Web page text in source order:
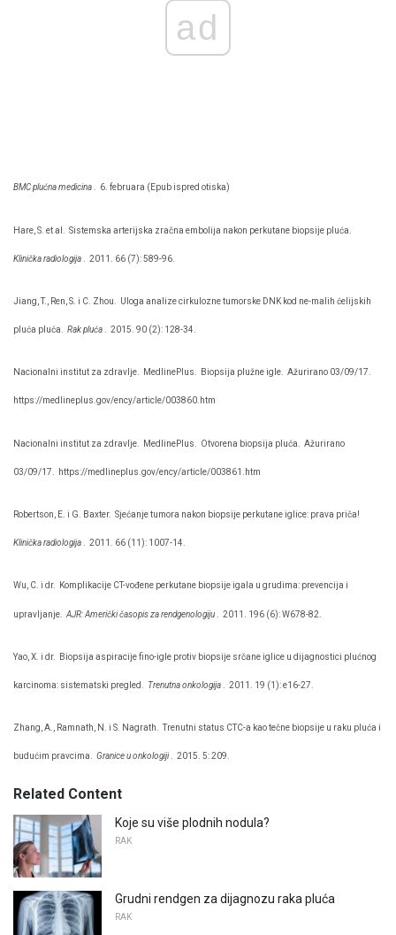
ad
BMC plućna medicina. 6. februara (Epub ispred otiska)
Hare, S. et al. Sistemska arterijska zračna embolija nakon perkutane biopsije pluća.
Klinička radiologija 2011. 66 (7): 589-96.
Jiang, T., Ren, S. i C. Zhou. Uloga analize cirkulozne tumorske DNK kod ne-malih ćelijskih
pluća pluća. Rak pluća. 2015. 90 (2): 128-34.
Nacionalni institut za zdravlje. MedlinePlus. Biopsija plužne igle. Ažurirano 03/09/17.
https://medlineplus.gov/ency/article/003860.htm
Nacionalni institut za zdravlje. MedlinePlus. Otvorena biopsija pluća. Ažurirano
03/09/17. https://medlineplus.gov/ency/article/003861.htm
Robertson, E. i G. Baxter. Sjećanje tumora nakon biopsije perkutane iglice: prava priča!
Klinička radiologija. 2011. 66 (11): 1007-14.
Wu, C. i dr. Komplikacije CT-vođene perkutane biopsije igala u grudima: prevencija i
upravljanje. AJR: Američki časopis za rendgenologiju 2011. 196 (6): W678-82.
Yao, X. i dr. Biopsija aspiracije fino-igle protiv biopsije srčane iglice u dijagnostici plućnog
karcinoma: sistematski pregled. Trenutna onkologija 2011. 19 (1): e16-27.
Zhang, A., Ramnath, N. i S. Nagrath. Trenutni status CTC-a kao tečne biopsije u raku pluća i
budućim pravcima. Granice u onkologiji. 2015. 5: 209.
Related Content
Koje su više plodnih nodula?
RAK
Grudni rendgen za dijagnozu raka pluća
RAK